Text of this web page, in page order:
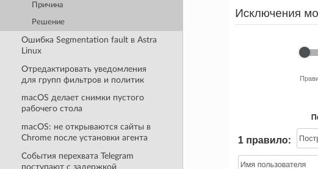
Причина
Решение
Ошибка Segmentation fault в Astra
Linux
Отредактировать уведомления
для групп фильтров и политик
macOS делает снимки пустого
рабочего стола
macOS: не открываются сайты в
Chrome после установки агента
События перехвата Telegram
поступают с задержкой